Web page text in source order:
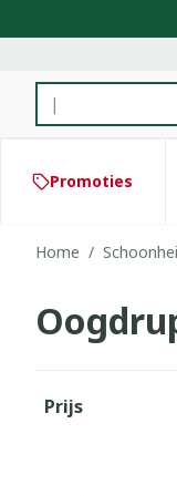
Product, merk,
Promoties
Home /
Prijs